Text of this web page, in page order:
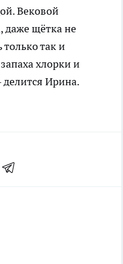
Вековой
даже щётка не
так и
хлорки и
делится Ирина.